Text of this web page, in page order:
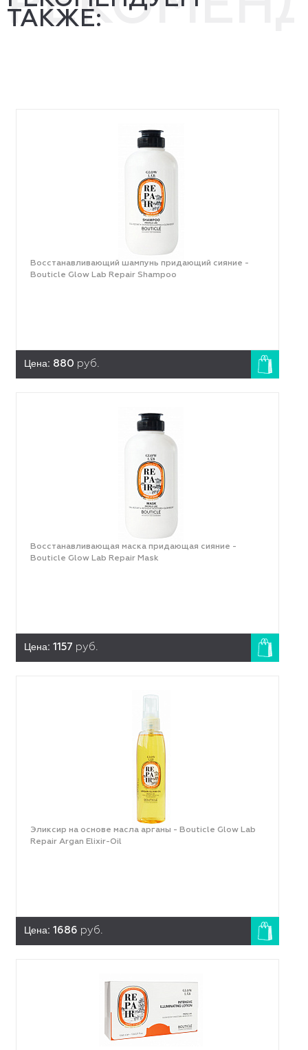
ТАКЖЕ:
Восстанавливающий шампунь придающий сияние -
Bouticle Glow Lab Repair Shampoo
Цена: 880 руб.
Восстанавливающая маска придающая сияние -
Bouticle Glow Lab Repair Mask
Цена: 1157 руб.
Эликсир на основе масла арганы - Bouticle Glow Lab
Repair Argan Elixir-Oil
Цена: 1686 руб.